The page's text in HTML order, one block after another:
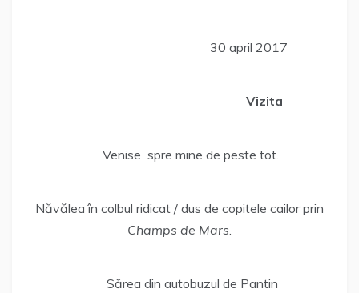
30 april 2017
Vizita
Venise spre mine de peste tot.
Năvălea în colbul ridicat / dus de copitele cailor prin
Champs de Mars.
Sărea din autobuzul de Pantin